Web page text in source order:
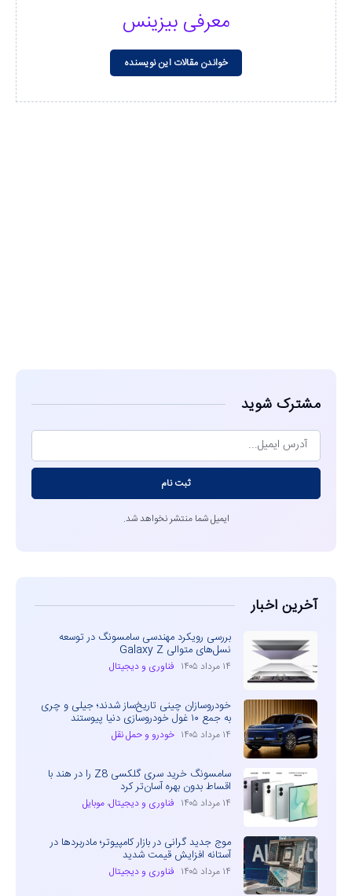
معرفی بیزینس
خواندن مقالات این نویسنده
مشترک شوید
ثبت نام
ایمیل شما منتشر نخواهد شد.
آخرین اخبار
بررسی رویکرد مهندسی سامسونگ در توسعه
نسل‌های متوالی Galaxy Z
۱۴ مرداد ۱۴۰۵ فناوری و دیجیتال
خودروسازان چینی تاریخ‌ساز شدند؛ جیلی و چری
به جمع ۱۰ غول خودروسازی دنیا پیوستند
۱۴ مرداد ۱۴۰۵ خودرو و حمل نقل
سامسونگ خرید سری گلکسی Z8 را در هند با
اقساط بدون بهره آسان‌تر کرد
۱۴ مرداد ۱۴۰۵ فناوری و دیجیتال، موبایل
موج جدید گرانی در بازار کامپیوتر؛ مادربردها در
آستانه افزایش قیمت شدید
۱۴ مرداد ۱۴۰۵ فناوری و دیجیتال